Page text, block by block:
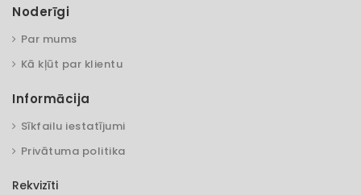
Noderīgi
Par mums
Kā kļūt par klientu
Informācija
Sīkfailu iestatījumi
Privātuma politika
Rekvizīti